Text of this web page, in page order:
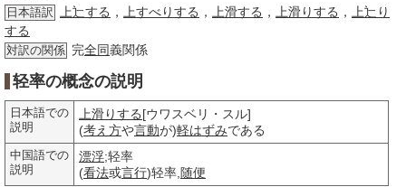
日本語訳 上辷する ， 上すべりする ， 上滑する ， 上滑りする ，
上辷り
する
対訳の関係 完全同義関係
轻率の概念の説明
日本語での
説明
上滑りする[ウワスベリ・スル]
(考え方や言動が)軽はずみである
中国語での
説明
漂浮;轻率
(看法或言行)轻率, 随便